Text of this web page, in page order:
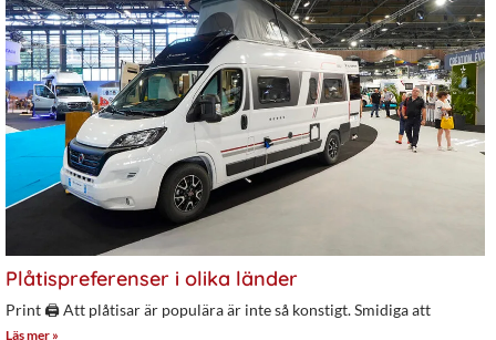
Plåtispreferenser i olika länder
Print 🖨 Att plåtisar är populära är inte så konstigt. Smidiga att
Läs mer »